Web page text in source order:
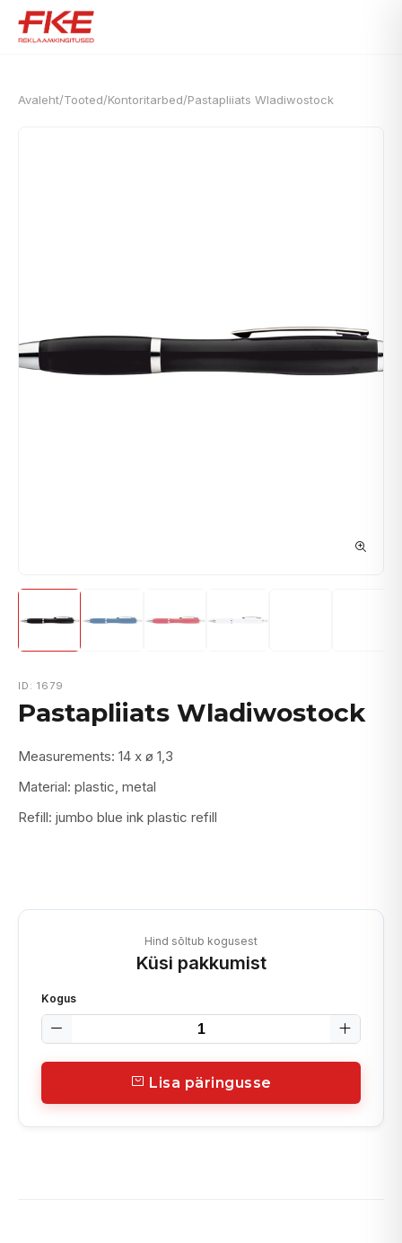
Avaleht/Tooted/Kontoritarbed/Pastapliiats Wladiwostock
ID: 1679
Pastapliiats Wladiwostock
Measurements: 14 x ø 1,3
Material: plastic, metal
Refill: jumbo blue ink plastic refill
Hind sõltub kogusest
Küsi pakkumist
Kogus
Lisa päringusse